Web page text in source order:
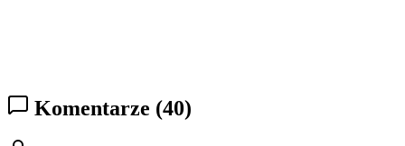
Komentarze (40)